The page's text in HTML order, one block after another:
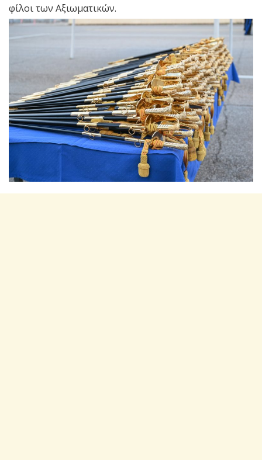
φίλοι των Αξιωματικών.